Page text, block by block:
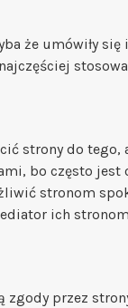
że umówiły
strony do tego,
bo często jest
stronom
ich
zgody przez